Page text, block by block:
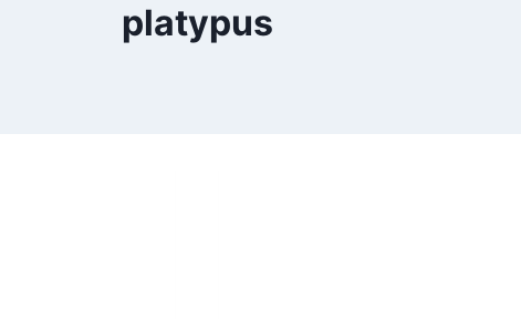
platypus